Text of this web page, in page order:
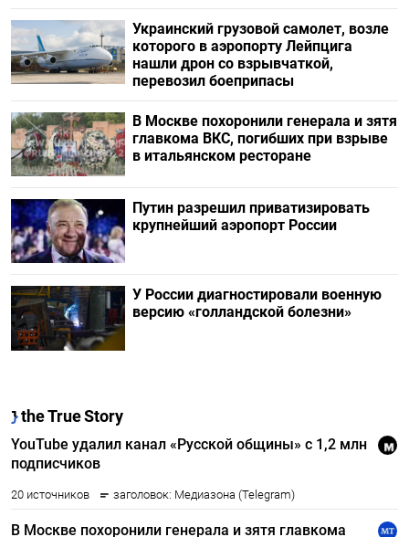
Украинский грузовой самолет, возле
которого в аэропорту Лейпцига
нашли дрон со взрывчаткой,
перевозил боеприпасы
В Москве похоронили генерала и зятя
главкома ВКС, погибших при взрыве
в итальянском ресторане
Путин разрешил приватизировать
крупнейший аэропорт России
У России диагностировали военную
версию «голландской болезни»